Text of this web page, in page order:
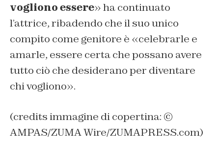
vogliono essere» ha continuato
l’attrice, ribadendo che il suo unico
compito come genitore è «celebrarle e
amarle, essere certa che possano avere
tutto ciò che desiderano per diventare
chi vogliono».
(credits immagine di copertina: ©
AMPAS/ZUMA Wire/ZUMAPRESS.com)